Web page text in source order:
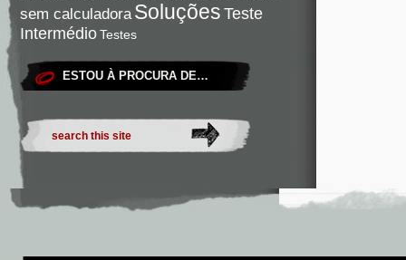
sem calculadora Soluções Teste
IntermédioTestes
ESTOU À PROCURA DE…